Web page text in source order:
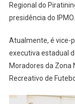
Regional do
presidência do IPMO.
Atualmente, é vice-
executiva estadual
Moradores da Zona
Recreativo de